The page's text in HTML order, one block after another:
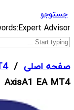
جستوجو
What
are
looking
for?
Expert Advisor
صفحه اصلی /
AxisA1 EA MT4